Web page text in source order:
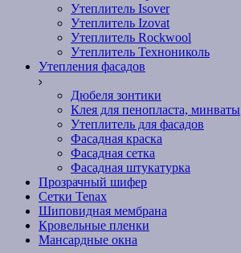
Утеплитель Isover
Утеплитель Izovat
Утеплитель Rockwool
Утеплитель Технониколь
Утепления фасадов
Дюбеля зонтики
Клея для пенопласта, минваты
Утеплитель для фасадов
Фасадная краска
Фасадная сетка
Фасадная штукатурка
Прозрачный шифер
Сетки Tenax
Шиповидная мембрана
Кровельные пленки
Мансардные окна